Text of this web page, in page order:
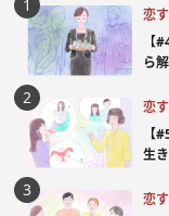
恋
【
ら
恋
【
生
恋